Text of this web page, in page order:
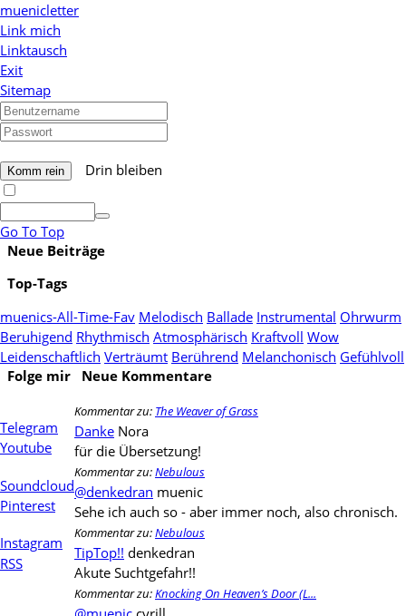
muenicletter
Link mich
Linktausch
Exit
Sitemap
Drin bleiben
Go To Top
Neue Beiträge
Top-Tags
muenics-All-Time-Fav Melodisch Ballade Instrumental Ohrwurm
Beruhigend Rhythmisch Atmosphärisch Kraftvoll Wow
Leidenschaftlich Verträumt Berührend Melanchonisch Gefühlvoll
Folge mir
Telegram
Youtube
Soundcloud
Pinterest
Instagram
RSS
Neue Kommentare
Kommentar zu: The Weaver of Grass
Danke Nora
für die Übersetzung!
Kommentar zu:Nebulous
@denkedran muenic
Sehe ich auch so - aber immer noch, also chronisch.
Kommentar zu:Nebulous
TipTop!! denkedran
Akute Suchtgefahr!!
Kommentar zu:Knocking On Heaven’s Door (L...